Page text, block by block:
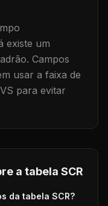
existe um
Campos
usar a faixa de
para evitar
a tabela SCR
da tabela SCR?